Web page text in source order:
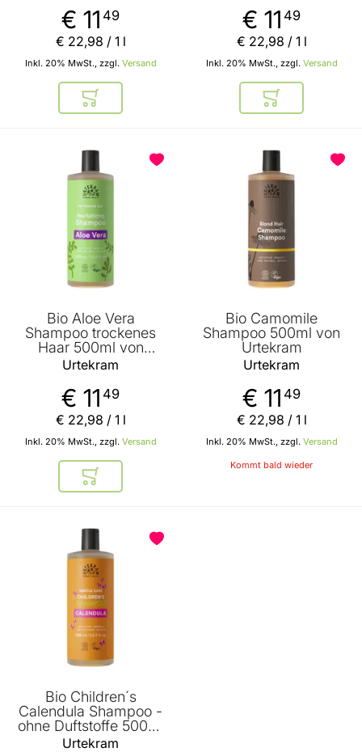
€ 11 49
Inkl. 20% MwSt., zzgl. Versand
€ 22,98 / 1 l
In den Warenkorb
€ 11 49
Inkl. 20% MwSt., zzgl. Versand
€ 22,98 / 1 l
In den
Bio Aloe Vera
Shampoo trockenes
Haar 500ml von
Urtekram
Urtekram
€ 11 49
Inkl. 20% MwSt., zzgl. Versand
€ 22,98 / 1 l
In den Warenkorb
Bio Camomile
Shampoo 500ml von
Urtekram
Urtekram
€ 11 49
Inkl. 20% MwSt., zzgl. Versand
€ 22,98 / 1 l
Kommt bald wieder
Bio Children´s
Calendula Shampoo -
ohne Duftstoffe 500ml
von Urtekram
Urtekram